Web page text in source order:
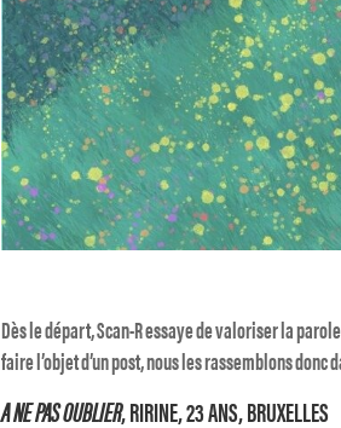
Dès le départ, Scan-R essaye de valoriser la
faire l’objet d’un post, nous les rassemblons
A NE PAS OUBLIER, RIRINE, 23 ANS, BRUXELLES